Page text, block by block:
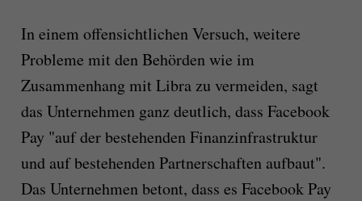
In einem offensichtlichen Versuch, weitere
Probleme mit den Behörden wie im
Zusammenhang mit Libra zu vermeiden, sagt
das Unternehmen ganz deutlich, dass Facebook
Pay "auf der bestehenden Finanzinfrastruktur
und auf bestehenden Partnerschaften aufbaut".
Das Unternehmen betont, dass es Facebook Pay